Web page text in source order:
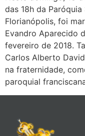
das 18h da
Florianópolis, foi
Evandro Aparecido
fevereiro de 2018.
Carlos Alberto
na fraternidade,
paroquial